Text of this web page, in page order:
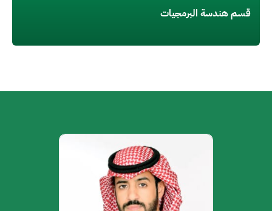
قسم هندسة البرمجيات
الصورة